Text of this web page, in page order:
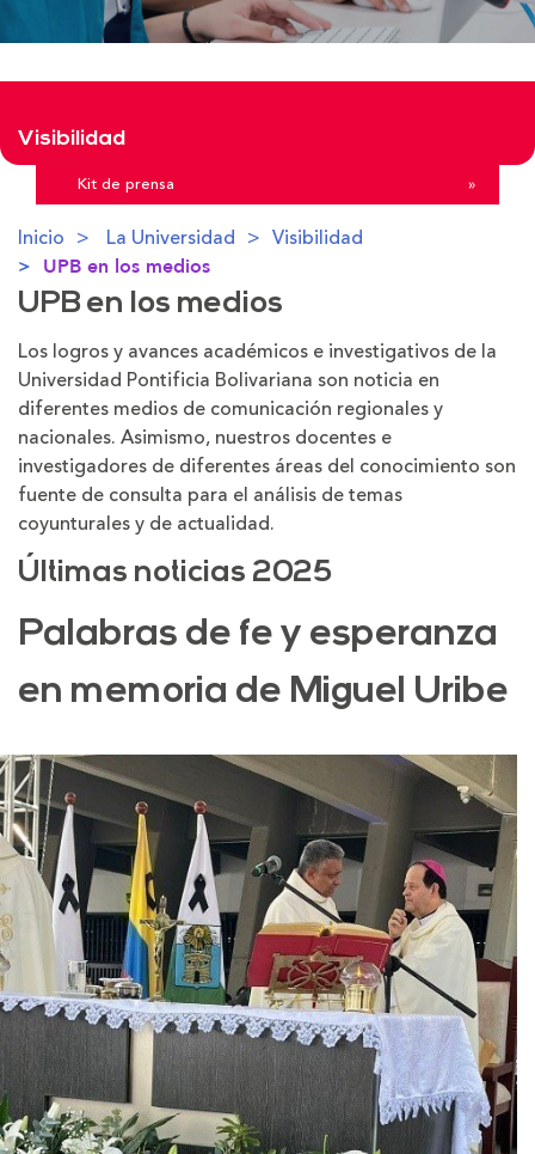
Visibilidad
Kit de prensa »
Inicio La Universidad Visibilidad
UPB en los medios
UPB en los medios
Los logros y avances académicos e investigativos de la
Universidad Pontificia Bolivariana son noticia en
diferentes medios de comunicación regionales y
nacionales. Asimismo, nuestros docentes e
investigadores de diferentes áreas del conocimiento son
fuente de consulta para el análisis de temas
coyunturales y de actualidad.
Últimas noticias 2025
Palabras de fe y esperanza
en memoria de Miguel Uribe